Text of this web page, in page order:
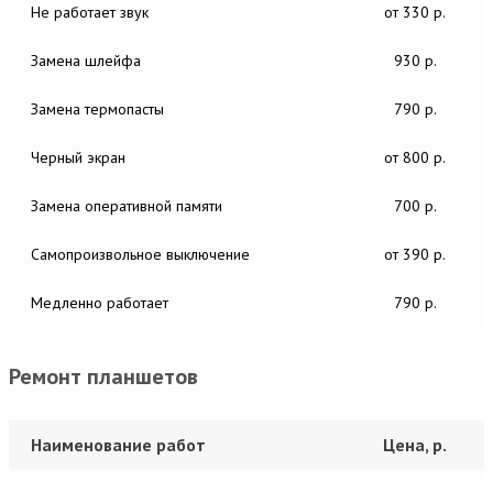
Не работает звук от 330 р.
Замена шлейфа 930 р.
Замена термопасты 790 р.
Черный экран от 800 р.
Замена оперативной памяти 700 р.
Самопроизвольное выключение от 390 р.
Медленно работает 790 р.
Ремонт планшетов
Наименование работ Цена, р.